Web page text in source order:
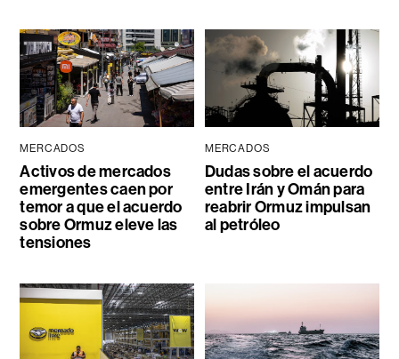
MERCADOS
Activos de mercados
emergentes caen por
temor a que el acuerdo
sobre Ormuz eleve las
tensiones
MERCADOS
Dudas sobre el acuerdo
entre Irán y Omán para
reabrir Ormuz impulsan
al petróleo